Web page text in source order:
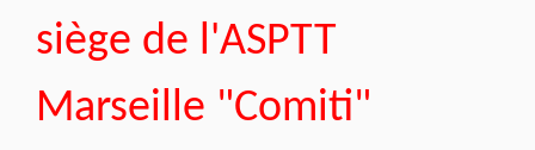
siège de l'ASPTT
Marseille "Comiti"